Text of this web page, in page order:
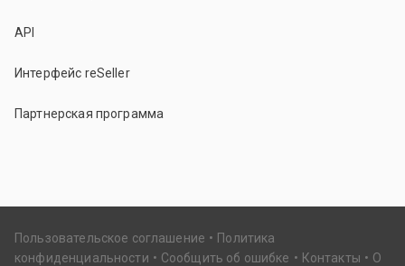
API
Интерфейс reSeller
Партнерская программа
Пользовательское соглашение
Политика
конфиденциальности
Сообщить об ошибке Контакты
О